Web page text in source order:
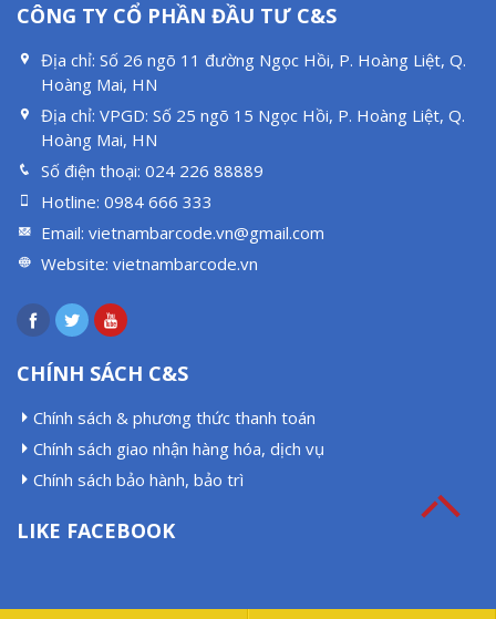
CÔNG TY CỔ PHẦN ĐẦU TƯ C&S
Địa chỉ: Số 26 ngõ 11 đường Ngọc Hồi, P. Hoàng Liệt, Q.
Hoàng Mai, HN
Địa chỉ: VPGD: Số 25 ngõ 15 Ngọc Hồi, P. Hoàng Liệt, Q.
Hoàng Mai, HN
Số điện thoại: 024 226 88889
Hotline: 0984 666 333
Email: vietnambarcode.vn@gmail.com
Website: vietnambarcode.vn
CHÍNH SÁCH C&S
Chính sách & phương thức thanh toán
Chính sách giao nhận hàng hóa, dịch vụ
Chính sách bảo hành, bảo trì
LIKE FACEBOOK